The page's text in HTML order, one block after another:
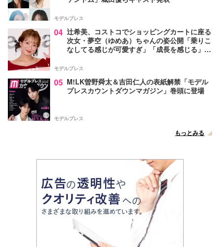
モデルプレス
04 辻希美、コストコでショッピングカートに座る
次女・夢空（ゆめあ）ちゃんの姿公開「乗りこ
なしてる感じが可愛すぎ」「成長を感じる」の
モデルプレス
05 M!LK曽野舜太＆吉田仁人の表紙解禁「モデル
プレスカウントダウンマガジン」巻頭に登場
モデルプレス
もっとみる